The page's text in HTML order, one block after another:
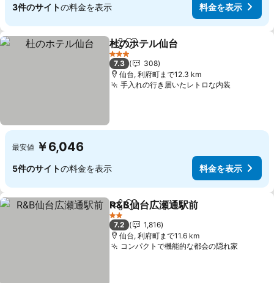
3件のサイトの料金を表示 料金を表示
シェアお気に入りに追加
杜のホテル仙台
3 ホテルのランク
7.3
308
仙台, 利府町まで12.3 km
手入れの行き届いたレトロな内装
最安値 ￥6,046
5件のサイトの料金を表示 料金を表示
シェアお気に入りに追加
R&B仙台広瀬通駅前
2 ホテルのランク
7.2
1,816
仙台, 利府町まで11.6 km
コンパクトで機能的な都会の隠れ家